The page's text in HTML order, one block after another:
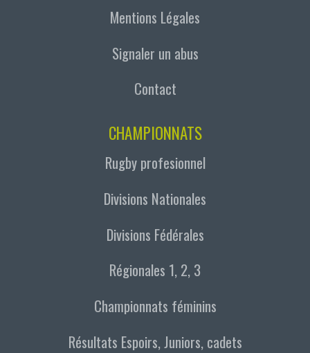
Mentions Légales
Signaler un abus
Contact
CHAMPIONNATS
Rugby profesionnel
Divisions Nationales
Divisions Fédérales
Régionales 1, 2, 3
Championnats féminins
Résultats Espoirs, Juniors, cadets